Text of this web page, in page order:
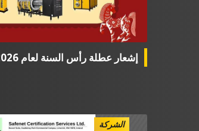
إشعار عطلة رأس السنة لعام 2026
الشركة